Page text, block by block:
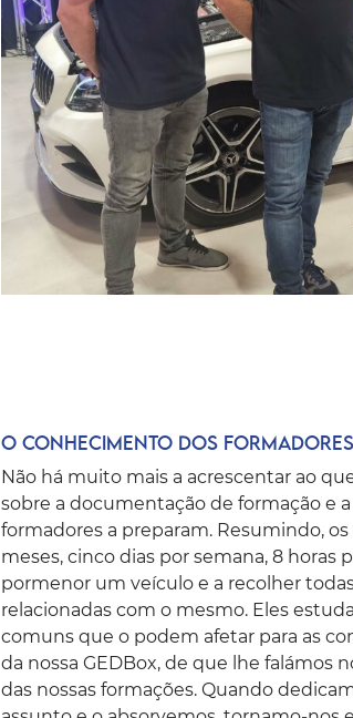
O conhecimento dos
Não há muito mais a acrescentar ao
sobre a documentação de formação e
formadores a preparam. Resumindo,
meses, cinco dias por semana, 8 horas
pormenor um veículo e a recolher
relacionadas com o mesmo. Eles
comuns que o podem afetar para as
da nossa GEDBox, de que lhe falámos
das nossas formações. Quando